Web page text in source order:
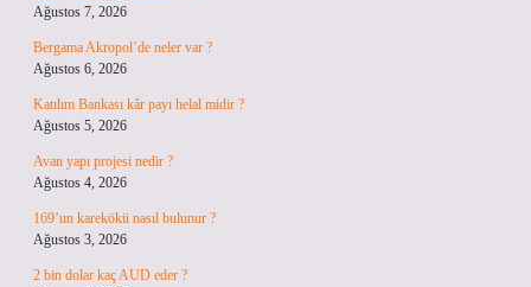
Ağustos 7, 2026
Bergama Akropol’de neler var ?
Ağustos 6, 2026
Katılım Bankası kâr payı helal midir ?
Ağustos 5, 2026
Avan yapı projesi nedir ?
Ağustos 4, 2026
169’un karekökü nasıl bulunur ?
Ağustos 3, 2026
2 bin dolar kaç AUD eder ?